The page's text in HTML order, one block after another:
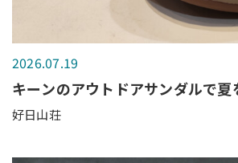
2026.07.19
キーンのアウトドアサンダルで夏
好日山荘